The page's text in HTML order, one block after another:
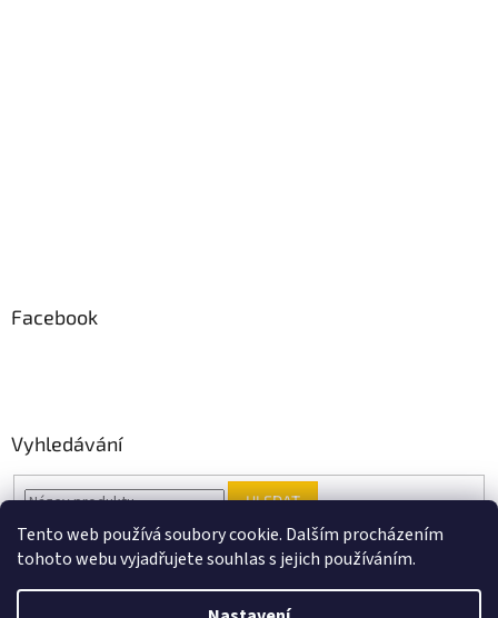
Tento web používá soubory cookie. Dalším procházením
tohoto webu vyjadřujete souhlas s jejich používáním.
Facebook
Vyhledávání
HLEDAT